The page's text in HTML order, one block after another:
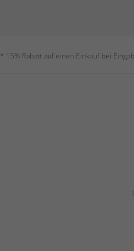
* 15% Rabatt auf einen Einkauf bei